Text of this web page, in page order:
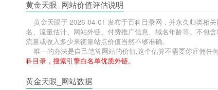
黄金天眼_网站价值评估说明
黄金天眼于 2026-04-01 发布于百科目录网，并永久归类相
名、流量估计、网站外链、付费推广信息、域名年龄等。不包
流量或收入多少来衡量站点价值当然不够准确。
唯一的办法是自己笔算网站的价值,这个估算不需要你雇佣任
科目录，搜索引擎白名单优质外链。
黄金天眼_网站数据